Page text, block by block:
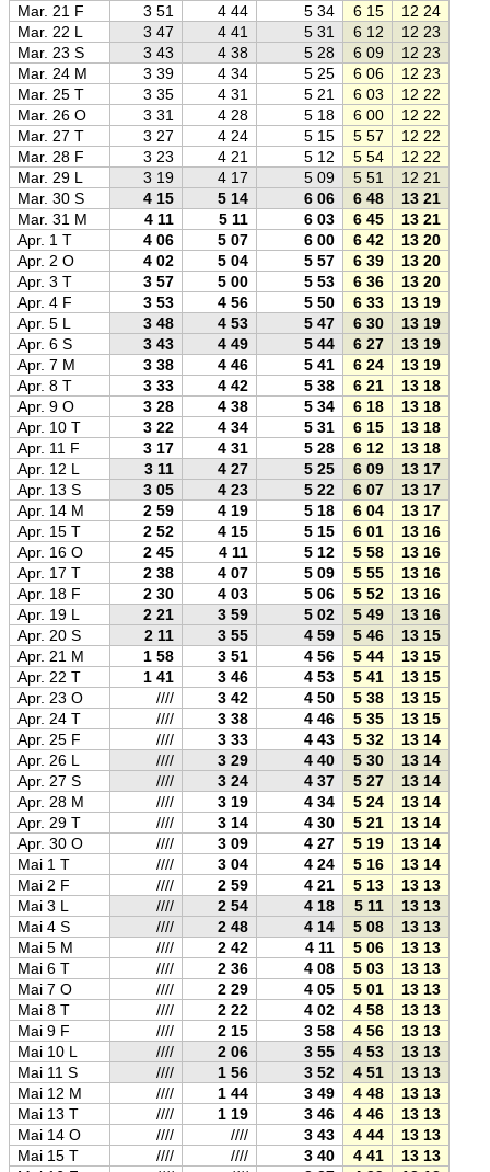
Mar. 21 F
3 51 4 44 5 34 6 15 12 24
Mar. 22 L
3 47 4 41 5 31 6 12 12 23
Mar. 23 S
3 43 4 38 5 28 6 09 12 23
Mar. 24 M
3 39 4 34 5 25 6 06 12 23
Mar. 25 T
3 35 4 31 5 21 6 03 12 22
Mar. 26 O
3 31 4 28 5 18 6 00 12 22
Mar. 27 T
3 27 4 24 5 15 5 57 12 22
Mar. 28 F
3 23 4 21 5 12 5 54 12 22
Mar. 29 L
3 19 4 17 5 09 5 51 12 21
Mar. 30 S
4 15 5 14 6 06 6 48 13 21
Mar. 31 M
4 11 5 11 6 03 6 45 13 21
Apr. 1 T
4 06 5 07 6 00 6 42 13 20
Apr. 2 O
4 02 5 04 5 57 6 39 13 20
Apr. 3 T
3 57 5 00 5 53 6 36 13 20
Apr. 4 F
3 53 4 56 5 50 6 33 13 19
Apr. 5 L
3 48 4 53 5 47 6 30 13 19
Apr. 6 S
3 43 4 49 5 44 6 27 13 19
Apr. 7 M
3 38 4 46 5 41 6 24 13 19
Apr. 8 T
3 33 4 42 5 38 6 21 13 18
Apr. 9 O
3 28 4 38 5 34 6 18 13 18
Apr. 10 T
3 22 4 34 5 31 6 15 13 18
Apr. 11 F
3 17 4 31 5 28 6 12 13 18
Apr. 12 L
3 11 4 27 5 25 6 09 13 17
Apr. 13 S
3 05 4 23 5 22 6 07 13 17
Apr. 14 M
2 59 4 19 5 18 6 04 13 17
Apr. 15 T
2 52 4 15 5 15 6 01 13 16
Apr. 16 O
2 45 4 11 5 12 5 58 13 16
Apr. 17 T
2 38 4 07 5 09 5 55 13 16
Apr. 18 F
2 30 4 03 5 06 5 52 13 16
Apr. 19 L
2 21 3 59 5 02 5 49 13 16
Apr. 20 S
2 11 3 55 4 59 5 46 13 15
Apr. 21 M
1 58 3 51 4 56 5 44 13 15
Apr. 22 T
1 41 3 46 4 53 5 41 13 15
Apr. 23 O
//// 3 42 4 50 5 38 13 15
Apr. 24 T
//// 3 38 4 46 5 35 13 15
Apr. 25 F
//// 3 33 4 43 5 32 13 14
Apr. 26 L
//// 3 29 4 40 5 30 13 14
Apr. 27 S
//// 3 24 4 37 5 27 13 14
Apr. 28 M
//// 3 19 4 34 5 24 13 14
Apr. 29 T
//// 3 14 4 30 5 21 13 14
Apr. 30 O
//// 3 09 4 27 5 19 13 14
Mai 1 T
//// 3 04 4 24 5 16 13 14
Mai 2 F
//// 2 59 4 21 5 13 13 13
Mai 3 L
//// 2 54 4 18 5 11 13 13
Mai 4 S
//// 2 48 4 14 5 08 13 13
Mai 5 M
//// 2 42 4 11 5 06 13 13
Mai 6 T
//// 2 36 4 08 5 03 13 13
Mai 7 O
//// 2 29 4 05 5 01 13 13
Mai 8 T
//// 2 22 4 02 4 58 13 13
Mai 9 F
//// 2 15 3 58 4 56 13 13
Mai 10 L
//// 2 06 3 55 4 53 13 13
Mai 11 S
//// 1 56 3 52 4 51 13 13
Mai 12 M
//// 1 44 3 49 4 48 13 13
Mai 13 T
//// 1 19 3 46 4 46 13 13
Mai 14 O
//// //// 3 43 4 44 13 13
Mai 15 T
//// //// 3 40 4 41 13 13